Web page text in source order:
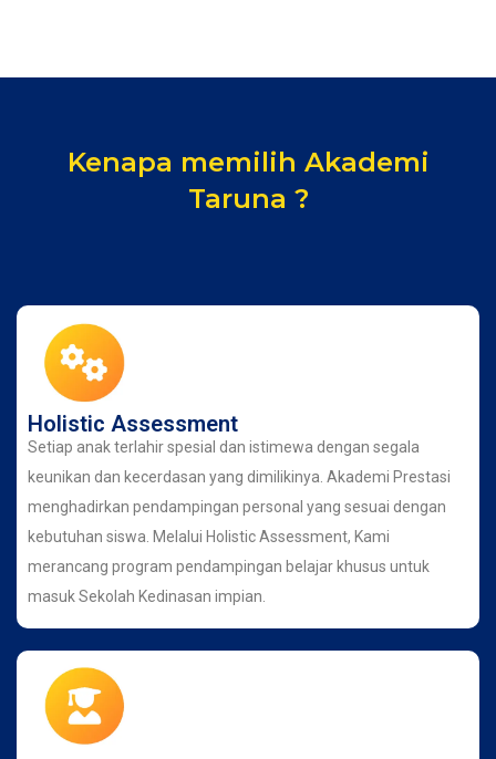
Kenapa memilih Akademi
Taruna ?
Holistic Assessment
Setiap anak terlahir spesial dan istimewa dengan segala
keunikan dan kecerdasan yang dimilikinya. Akademi Prestasi
menghadirkan pendampingan personal yang sesuai dengan
kebutuhan siswa. Melalui Holistic Assessment, Kami
merancang program pendampingan belajar khusus untuk
masuk Sekolah Kedinasan impian.